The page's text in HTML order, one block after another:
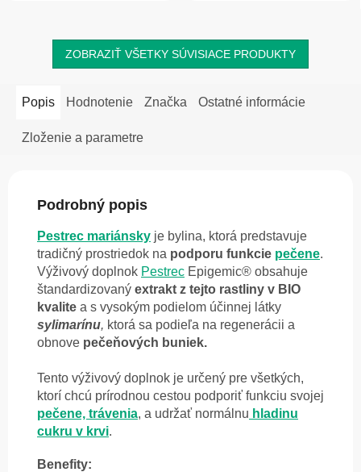
ZOBRAZIŤ VŠETKY SÚVISIACE PRODUKTY
Popis Hodnotenie Značka Ostatné informácie
Zloženie a parametre
Podrobný popis
Pestrec mariánsky je bylina, ktorá predstavuje
tradičný prostriedok na podporu funkcie pečene.
Výživový doplnok Pestrec Epigemic® obsahuje
štandardizovaný extrakt z tejto rastliny v BIO
kvalite a s vysokým podielom účinnej látky
sylimarínu, ktorá sa podieľa na regenerácii a
obnove pečeňových buniek.
Tento výživový doplnok je určený pre všetkých,
ktorí chcú prírodnou cestou podporiť funkciu svojej
pečene, trávenia, a udržať normálnu hladinu
cukru v krvi.
Benefity: